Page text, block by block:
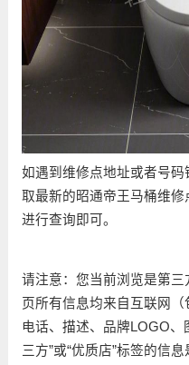
如遇到维修点地址或者号
取最新的昭通帝王马桶维
进行查询即可。
请注意：您当前浏览是第
页所有信息均来自互联网（
电话、描述、品牌LOGO、
三方”或“优质店”标签的信